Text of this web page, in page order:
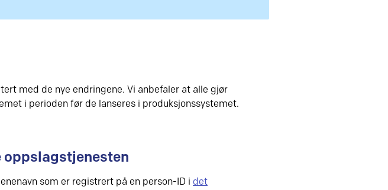
med de nye endringene. Vi anbefaler at alle gjør
i perioden før de lanseres i produksjonssystemet.
oppslagstjenesten
som er registrert på en person-ID i det